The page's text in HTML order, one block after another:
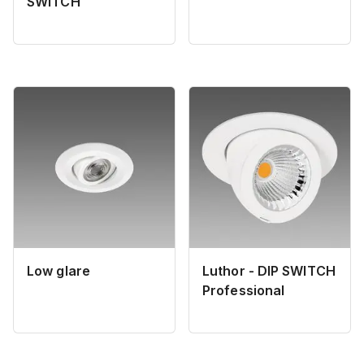
Low glare
Luthor - DIP SWITCH
Professional